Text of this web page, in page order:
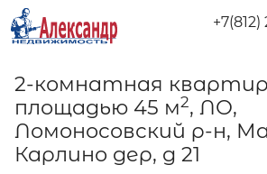
2-комнатная
площадью 45 м2, ЛО,
Ломоносовский р-н,
Карлино дер, д 21